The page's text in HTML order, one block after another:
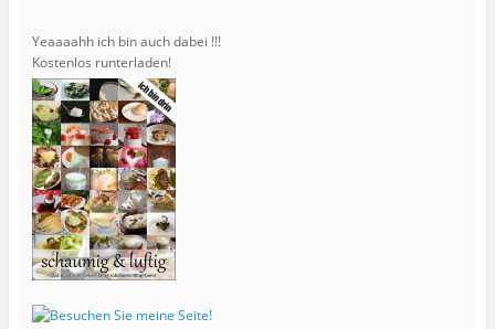
Yeaaaahh ich bin auch dabei !!!
Kostenlos runterladen!